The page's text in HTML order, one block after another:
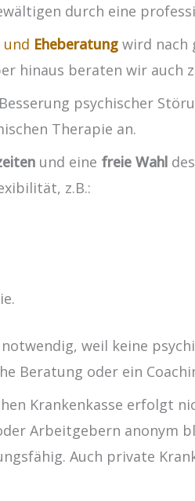
durch eine
und Eheberatung wird nach
hinaus beraten wir auch
psychischer
Therapie an.
und eine freie Wahl
z.B.:
weil keine
Beratung oder ein
Krankenkasse erfolgt
Arbeitgebern anonym
Auch private